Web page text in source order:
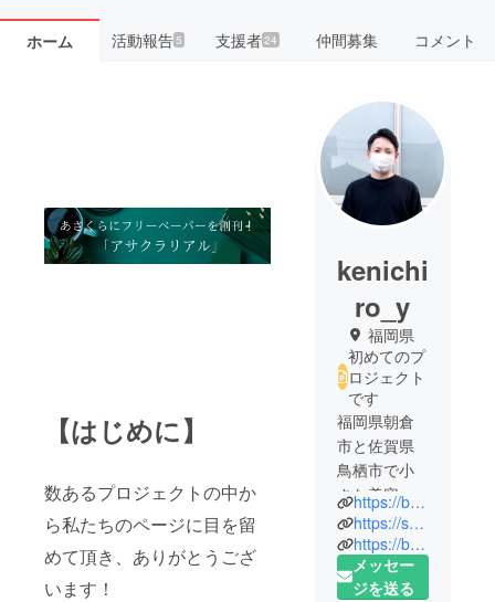
ホーム 活動報告5 支援者24 仲間募集 コメント
【はじめに】
数あるプロジェクトの中か
ら私たちのページに目を留
めて頂き、ありがとうござ
います！
kenichi
ro_y
福岡県
初めてのプ
ロジェクト
です
福岡県朝倉
市と佐賀県
鳥栖市で小
さな美容室
を営業して
います。
https://beauty.hotpepper.jp/slnH000479648/
https://seed.shopinfo.jp/
https://beauty.hotpepper.jp/slnH000417898/
メッセー
ジを送る